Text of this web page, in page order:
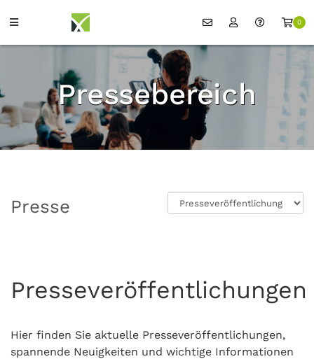
0
Pressebereich
Presse
Presseveröffentlichungen
Hier finden Sie aktuelle Presseveröffentlichungen,
spannende Neuigkeiten und wichtige Informationen